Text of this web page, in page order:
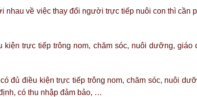
về việc thay đổi người trực tiếp nuôi con thì cần
trực tiếp trông nom, chăm sóc, nuôi dưỡng, giáo
đủ điều kiện trực tiếp trông nom, chăm sóc, nuôi
có thu nhập đảm bảo, …